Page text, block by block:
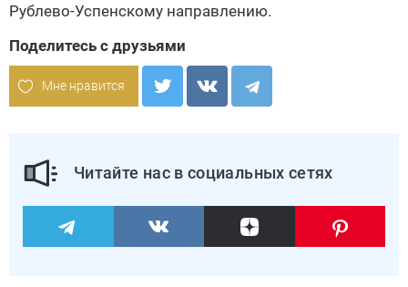
Рублево-Успенскому направлению.
Поделитесь с друзьями
Мне нравится
Читайте нас в социальных сетях